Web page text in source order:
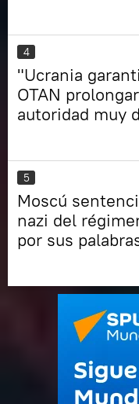
4
"Ucrania
OTAN
autoridad muy
5
Moscú
nazi del
por sus